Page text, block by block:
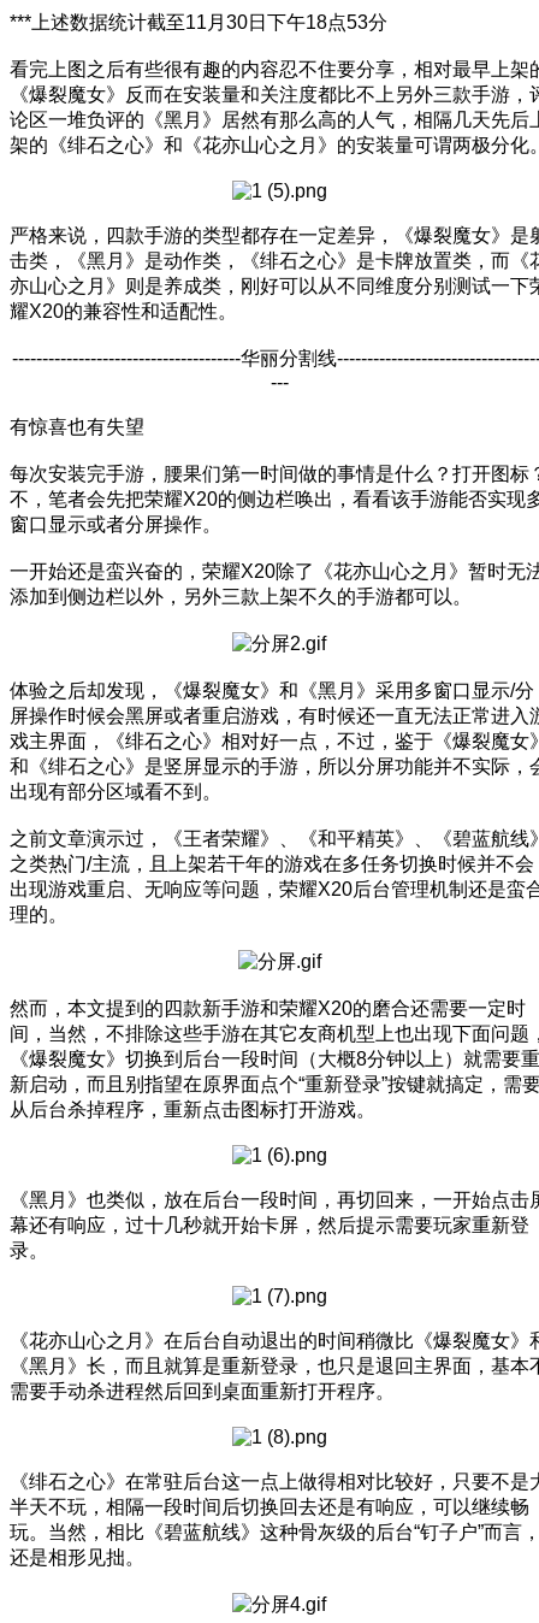
***上述数据统计截至11月30日下午18点53分
看完上图之后有些很有趣的内容忍不住要分享，相对最早上架
《爆裂魔女》反而在安装量和关注度都比不上另外三款手游，
论区一堆负评的《黑月》居然有那么高的人气，相隔几天先后
架的《绯石之心》和《花亦山心之月》的安装量可谓两极分化
严格来说，四款手游的类型都存在一定差异，《爆裂魔女》是
击类，《黑月》是动作类，《绯石之心》是卡牌放置类，而《
亦山心之月》则是养成类，刚好可以从不同维度分别测试一下
耀X20的兼容性和适配性。
--------------------------------------华丽分割线
---
有惊喜也有失望
每次安装完手游，腰果们第一时间做的事情是什么？打开图标
不，笔者会先把荣耀X20的侧边栏唤出，看看该手游能否实现
窗口显示或者分屏操作。
一开始还是蛮兴奋的，荣耀X20除了《花亦山心之月》暂时无
添加到侧边栏以外，另外三款上架不久的手游都可以。
体验之后却发现，《爆裂魔女》和《黑月》采用多窗口显示/分
屏操作时候会黑屏或者重启游戏，有时候还一直无法正常进入
戏主界面，《绯石之心》相对好一点，不过，鉴于《爆裂魔女
和《绯石之心》是竖屏显示的手游，所以分屏功能并不实际，
出现有部分区域看不到。
之前文章演示过，《王者荣耀》、《和平精英》、《碧蓝航线
之类热门/主流，且上架若干年的游戏在多任务切换时候并不会
出现游戏重启、无响应等问题，荣耀X20后台管理机制还是蛮
理的。
然而，本文提到的四款新手游和荣耀X20的磨合还需要一定时
间，当然，不排除这些手游在其它友商机型上也出现下面问题
《爆裂魔女》切换到后台一段时间（大概8分钟以上）就需要重
新启动，而且别指望在原界面点个“重新登录”按键就搞定，需
从后台杀掉程序，重新点击图标打开游戏。
《黑月》也类似，放在后台一段时间，再切回来，一开始点击
幕还有响应，过十几秒就开始卡屏，然后提示需要玩家重新登
录。
《花亦山心之月》在后台自动退出的时间稍微比《爆裂魔女》
《黑月》长，而且就算是重新登录，也只是退回主界面，基本
需要手动杀进程然后回到桌面重新打开程序。
《绯石之心》在常驻后台这一点上做得相对比较好，只要不是
半天不玩，相隔一段时间后切换回去还是有响应，可以继续畅
玩。当然，相比《碧蓝航线》这种骨灰级的后台“钉子户”而言
还是相形见拙。